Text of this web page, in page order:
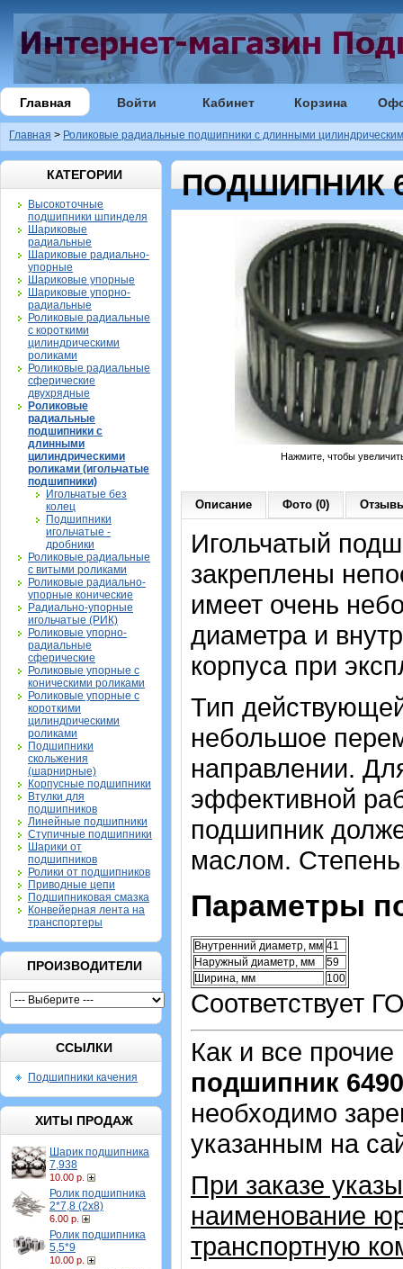
Главная Войти Кабинет Корзина
Главная > Роликовые радиальные подшипники с длинными
КАТЕГОРИИ
Высокоточные
подшипники шпинделя
Шариковые
радиальные
Шариковые радиально-
упорные
Шариковые упорные
Шариковые упорно-
радиальные
Роликовые радиальные
с короткими
цилиндрическими
роликами
Роликовые радиальные
сферические
двухрядные
Роликовые
радиальные
подшипники с
длинными
цилиндрическими
роликами (игольчатые
подшипники)
Игольчатые без
колец
Подшипники
игольчатые -
дробники
Роликовые радиальные
с витыми роликами
Роликовые радиально-
упорные конические
Радиально-упорные
игольчатые (РИК)
Роликовые упорно-
радиальные
сферические
Роликовые упорные с
коническими роликами
Роликовые упорные с
короткими
цилиндрическими
роликами
Подшипники
скольжения
(шарнирные)
Корпусные подшипники
Втулки для
подшипников
Линейные подшипники
Ступичные подшипники
Шарики от
подшипников
Ролики от подшипников
Приводные цепи
Подшипниковая смазка
Конвейерная лента на
транспортеры
ПРОИЗВОДИТЕЛИ
ССЫЛКИ
Подшипники качения
ХИТЫ ПРОДАЖ
Шарик подшипника
7,938
10.00 р.
Ролик подшипника
2*7,8 (2х8)
6.00 р.
Ролик подшипника
5,5*9
10.00 р.
ПОДШИПНИК
Нажмите, чтобы
Описание Фото (0)
Игольчатый
закреплены
имеет очень
диаметра и
корпуса при
Тип
небольшое
направлении.
эффективной
подшипник
маслом.
Параметры
Внутренний диаметр, мм 41
Наружный диаметр, мм
59
Ширина, мм
100
Соответствует
Как и все
подшипник
необходимо
указанным на
При заказе
наименование
транспортную